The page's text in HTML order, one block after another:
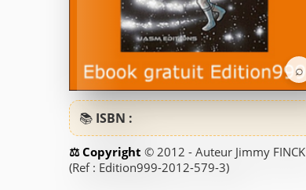
⌕
📚 ISBN :
© 2012 - Auteur Jimmy FINCK
(Ref : Edition999-2012-579-3)